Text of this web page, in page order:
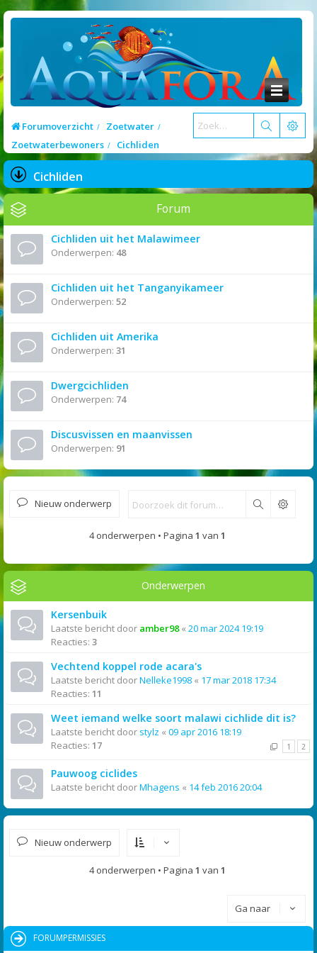
Forumoverzicht
Zoetwater
Zoetwaterbewoners
Cichliden
Cichliden
Forum
Cichliden uit het Malawimeer
Onderwerpen: 48
Cichliden uit het Tanganyikameer
Onderwerpen: 52
Cichliden uit Amerika
Onderwerpen: 31
Dwergcichliden
Onderwerpen: 74
Discusvissen en maanvissen
Onderwerpen: 91
Nieuw onderwerp Zoek
4 onderwerpen • Pagina 1 van 1
Onderwerpen
Kersenbuik
Laatste bericht door amber98« 20 mar 2024 19:19
Reacties: 3
Vechtend koppel rode acara's
Laatste bericht doorNelleke1998 « 17 mar 2018 17:34
Reacties: 11
Weet iemand welke soort malawi cichlide dit is?
Laatste bericht door stylz « 09 apr 2016 18:19
Reacties: 17 1 2
Pauwoog ciclides
Laatste bericht doorMhagens « 14 feb 2016 20:04
Nieuw onderwerp
4 onderwerpen • Pagina 1 van 1
Ga naar
FORUMPERMISSIES